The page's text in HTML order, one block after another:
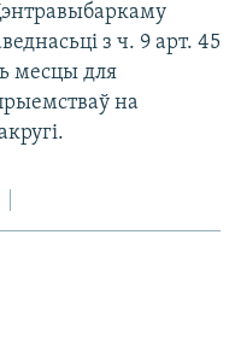
з ч. 9 арт. 45
месцы для
на